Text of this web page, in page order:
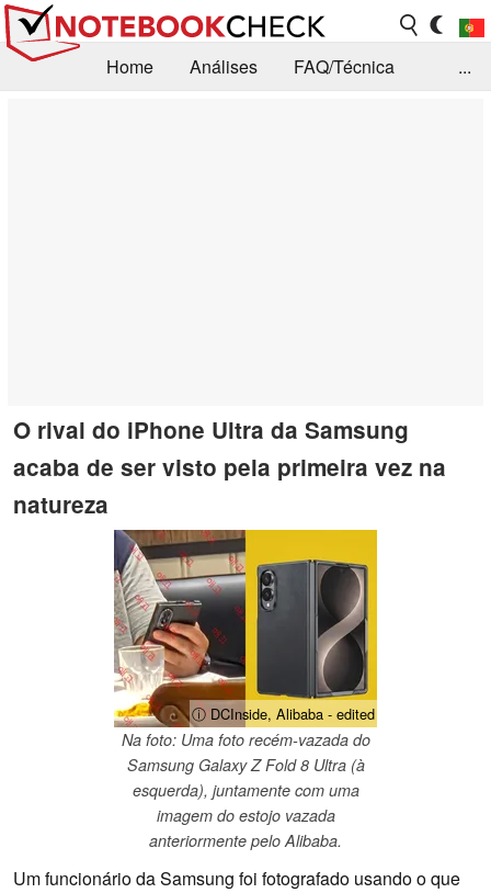
Home Análises
FAQ/Técnica
...
O rival do iPhone Ultra da Samsung
acaba de ser visto pela primeira vez na
natureza
ⓘ DCInside, Alibaba - edited
Na foto: Uma foto recém-vazada do
Samsung Galaxy Z Fold 8 Ultra (à
esquerda), juntamente com uma
imagem do estojo vazada
anteriormente pelo Alibaba.
Um funcionário da Samsung foi fotografado usando o que